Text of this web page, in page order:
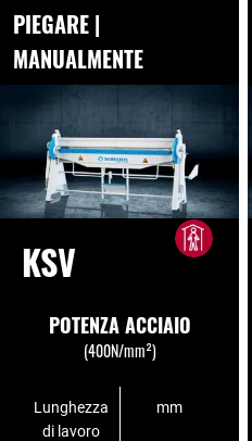
PIEGARE |
MANUALMENTE
KSV
POTENZA ACCIAIO
(400N/mm²)
Lunghezza
di lavoro
mm